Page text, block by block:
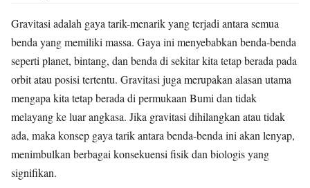
Gravitasi adalah gaya tarik-menarik yang terjadi antara semua
benda yang memiliki massa. Gaya ini menyebabkan benda-benda
seperti planet, bintang, dan benda di sekitar kita tetap berada pada
orbit atau posisi tertentu. Gravitasi juga merupakan alasan utama
mengapa kita tetap berada di permukaan Bumi dan tidak
melayang ke luar angkasa. Jika gravitasi dihilangkan atau tidak
ada, maka konsep gaya tarik antara benda-benda ini akan lenyap,
menimbulkan berbagai konsekuensi fisik dan biologis yang
signifikan.